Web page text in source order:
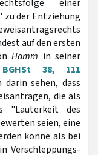
einer
zu der Entziehung
auf den ersten
Hamm in seiner
BGHSt 38, 111
darin sehen, dass
die als
"Lauterkeit des
seien, eine
könne als bei
Verschleppungs­